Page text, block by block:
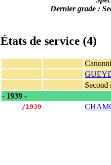
Dernier grade :
États de service (4)
Second
- 1939 -
     /1939